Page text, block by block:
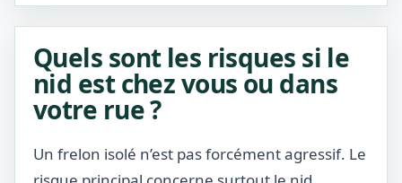
Quels sont les risques si le
nid est chez vous ou dans
votre rue ?
Un frelon isolé n’est pas forcément agressif. Le